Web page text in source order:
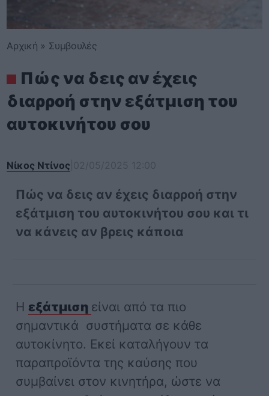
Αρχική » Συμβουλές
Πώς να δεις αν έχεις
διαρροή στην εξάτμιση του
αυτοκινήτου σου
Νίκος Ντίνος
Πώς να δεις αν έχεις διαρροή στην
εξάτμιση του αυτοκινήτου σου και τι
να κάνεις αν βρεις κάποια
Η εξάτμιση είναι από τα πιο
σημαντικά συστήματα σε κάθε
αυτοκίνητο. Εκεί καταλήγουν τα
παραπροϊόντα της καύσης που
συμβαίνει στον κινητήρα, ώστε να